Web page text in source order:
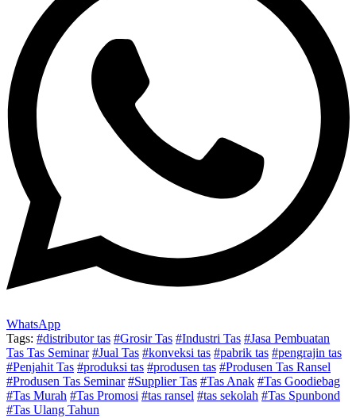
WhatsApp
Tags: #distributor tas #Grosir Tas #Industri Tas #Jasa Pembuatan
Tas Tas Seminar #Jual Tas #konveksi tas #pabrik tas #pengrajin tas
#Penjahit Tas #produksi tas #produsen tas #Produsen Tas Ransel
#Produsen Tas Seminar #Supplier Tas #Tas Anak #Tas Goodiebag
#Tas Murah #Tas Promosi #tas ransel #tas sekolah #Tas Spunbond
#Tas Ulang Tahun